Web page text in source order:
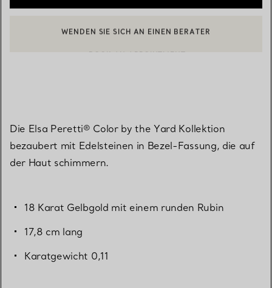
BOOK AN APPOINTMENT
Die Elsa Peretti® Color by the Yard Kollektion
bezaubert mit Edelsteinen in Bezel-Fassung, die auf
der Haut schimmern.
18 Karat Gelbgold mit einem runden Rubin
17,8 cm lang
Karatgewicht 0,11